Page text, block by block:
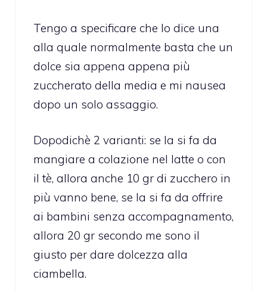
Tengo a specificare che lo dice una
alla quale normalmente basta che un
dolce sia appena appena più
zuccherato della media e mi nausea
dopo un solo assaggio.
Dopodichè 2 varianti: se la si fa da
mangiare a colazione nel latte o con
il tè, allora anche 10 gr di zucchero in
più vanno bene, se la si fa da offrire
ai bambini senza accompagnamento,
allora 20 gr secondo me sono il
giusto per dare dolcezza alla
ciambella.